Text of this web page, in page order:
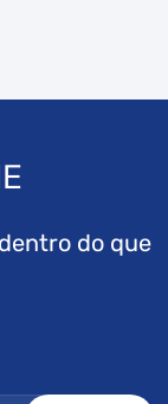
do que